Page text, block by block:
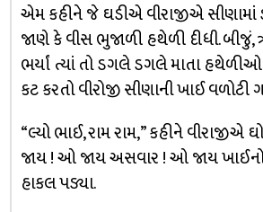
એમ કહીને જે ઘડીએ વીરાજીએ સીણામાં
જાણે કે વીસ ભુજાળી હથેળી દીધી. બીજું,
ભર્યાં ત્યાં તો ડગલે ડગલે માતા
કટ કરતો વીરોજી સીણાની ખાઈ વળોટી
“લ્યો ભાઈ, રામ રામ,” કહીને વીરાજીએ
જાય ! ઓ જાય અસવાર ! ઓ જાય ખાઈનો
હાકલ પડ્યા.